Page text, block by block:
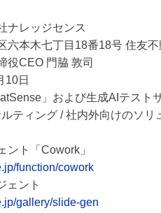
ナレッジセンス
六本木七丁目18番18号 住友
役CEO 門脇 敦司
10日
」および生成AIテスト
ティング / 社内外向けのソリ
ント「Cowork」
function/cowork
ェント
gallery/slide-gen